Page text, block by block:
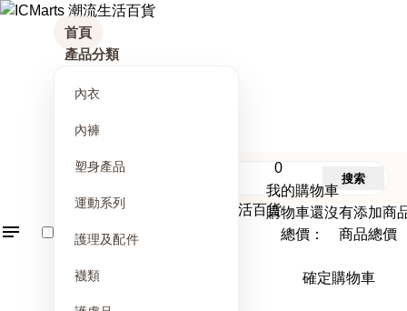
首頁
產品分類
內衣
內褲
塑身產品
運動系列
護理及配件
襪類
0
我的購物車
購物車還沒有添加商
總價： 商品總價
確定購物車
搜索